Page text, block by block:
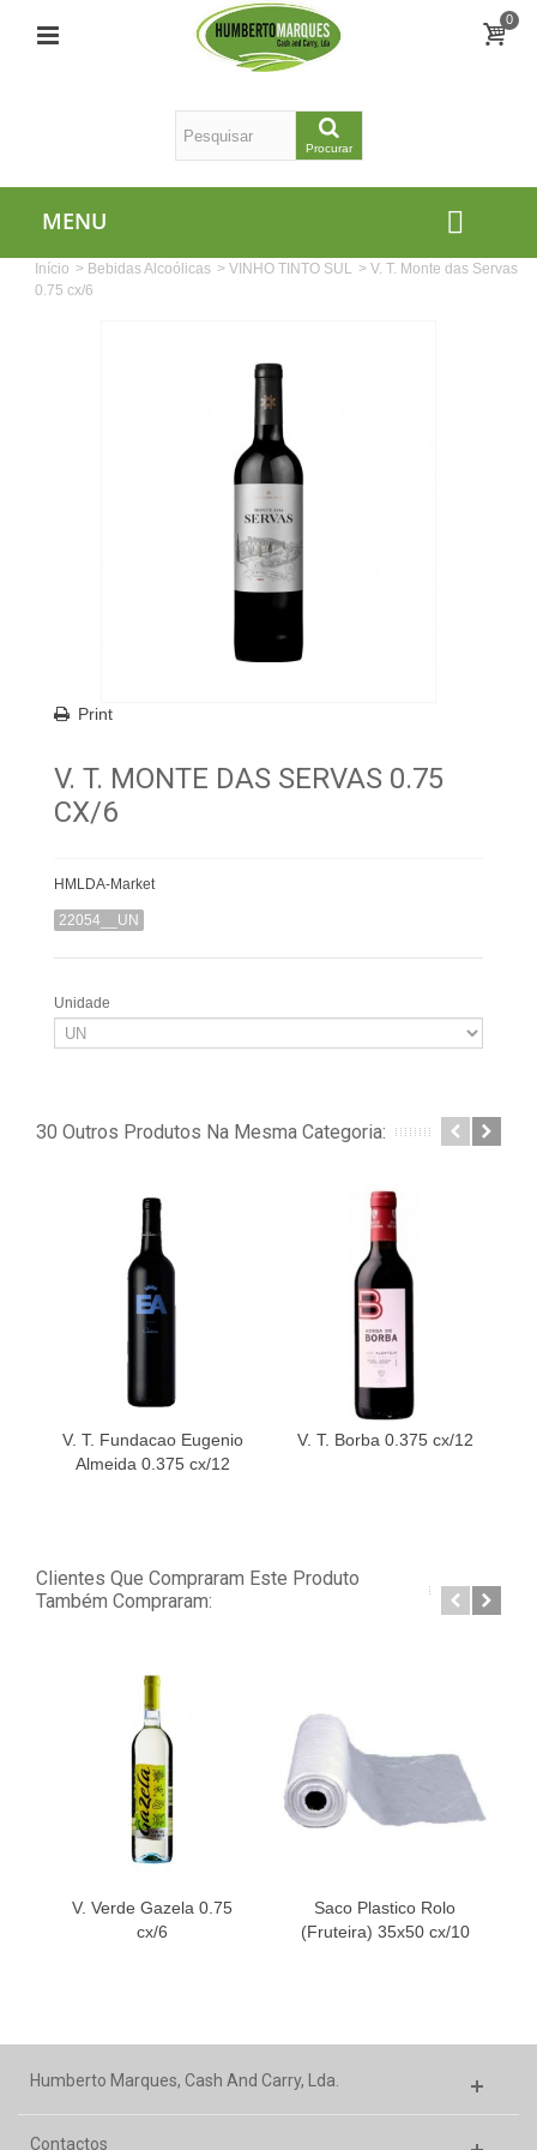
0
Procurar
MENU
Início > Bebidas Alcoólicas > VINHO TINTO SUL > V. T. Monte das Servas
0.75 cx/6
Print
V. T. MONTE DAS SERVAS 0.75
CX/6
HMLDA-Market
22054__UN
Unidade
30 Outros Produtos Na Mesma Categoria:
V. T. Fundacao Eugenio
Almeida 0.375 cx/12
V. T. Borba 0.375 cx/12
Clientes Que Compraram Este Produto
Também Compraram:
V. Verde Gazela 0.75
cx/6
Saco Plastico Rolo
(Fruteira) 35x50 cx/10
Humberto Marques, Cash And Carry, Lda.
Contactos